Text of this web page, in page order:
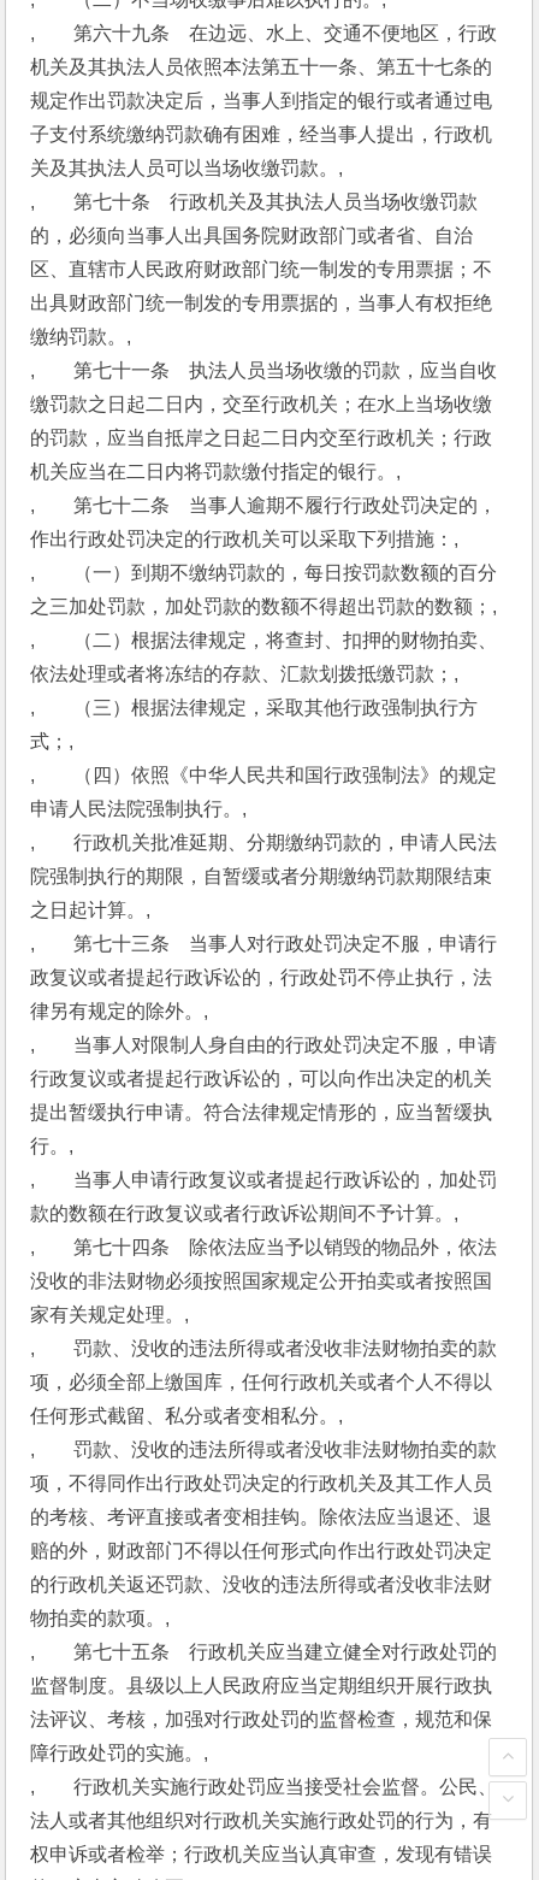
,　　第六十九条　在边远、水上、交通不便地区，行政
机关及其执法人员依照本法第五十一条、第五十七条的
规定作出罚款决定后，当事人到指定的银行或者通过电
子支付系统缴纳罚款确有困难，经当事人提出，行政机
关及其执法人员可以当场收缴罚款。,
,　　第七十条　行政机关及其执法人员当场收缴罚款
的，必须向当事人出具国务院财政部门或者省、自治
区、直辖市人民政府财政部门统一制发的专用票据；不
出具财政部门统一制发的专用票据的，当事人有权拒绝
缴纳罚款。,
,　　第七十一条　执法人员当场收缴的罚款，应当自收
缴罚款之日起二日内，交至行政机关；在水上当场收缴
的罚款，应当自抵岸之日起二日内交至行政机关；行政
机关应当在二日内将罚款缴付指定的银行。,
,　　第七十二条　当事人逾期不履行行政处罚决定的，
作出行政处罚决定的行政机关可以采取下列措施：,
,　　（一）到期不缴纳罚款的，每日按罚款数额的百分
之三加处罚款，加处罚款的数额不得超出罚款的数额；,
,　　（二）根据法律规定，将查封、扣押的财物拍卖、
依法处理或者将冻结的存款、汇款划拨抵缴罚款；,
,　　（三）根据法律规定，采取其他行政强制执行方
式；,
,　　（四）依照《中华人民共和国行政强制法》的规定
申请人民法院强制执行。,
,　　行政机关批准延期、分期缴纳罚款的，申请人民法
院强制执行的期限，自暂缓或者分期缴纳罚款期限结束
之日起计算。,
,　　第七十三条　当事人对行政处罚决定不服，申请行
政复议或者提起行政诉讼的，行政处罚不停止执行，法
律另有规定的除外。,
,　　当事人对限制人身自由的行政处罚决定不服，申请
行政复议或者提起行政诉讼的，可以向作出决定的机关
提出暂缓执行申请。符合法律规定情形的，应当暂缓执
行。,
,　　当事人申请行政复议或者提起行政诉讼的，加处罚
款的数额在行政复议或者行政诉讼期间不予计算。,
,　　第七十四条　除依法应当予以销毁的物品外，依法
没收的非法财物必须按照国家规定公开拍卖或者按照国
家有关规定处理。,
,　　罚款、没收的违法所得或者没收非法财物拍卖的款
项，必须全部上缴国库，任何行政机关或者个人不得以
任何形式截留、私分或者变相私分。,
,　　罚款、没收的违法所得或者没收非法财物拍卖的款
项，不得同作出行政处罚决定的行政机关及其工作人员
的考核、考评直接或者变相挂钩。除依法应当退还、退
赔的外，财政部门不得以任何形式向作出行政处罚决定
的行政机关返还罚款、没收的违法所得或者没收非法财
物拍卖的款项。,
,　　第七十五条　行政机关应当建立健全对行政处罚的
监督制度。县级以上人民政府应当定期组织开展行政执
法评议、考核，加强对行政处罚的监督检查，规范和保
障行政处罚的实施。,
,　　行政机关实施行政处罚应当接受社会监督。公民、
法人或者其他组织对行政机关实施行政处罚的行为，有
权申诉或者检举；行政机关应当认真审查，发现有错误